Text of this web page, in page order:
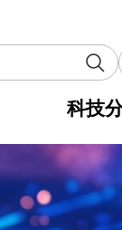
科技